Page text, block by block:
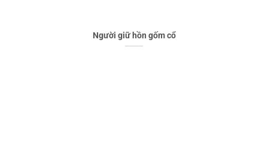
Người giữ hồn gốm cổ